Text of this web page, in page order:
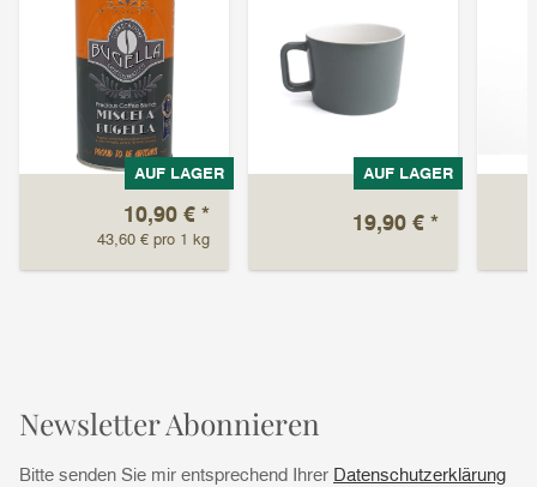
AUF LAGER
10,90 € *
43,60 € pro 1 kg
AUF LAGER
19,90 € *
Newsletter Abonnieren
Bitte senden Sie mir entsprechend Ihrer Datenschutzerklärung